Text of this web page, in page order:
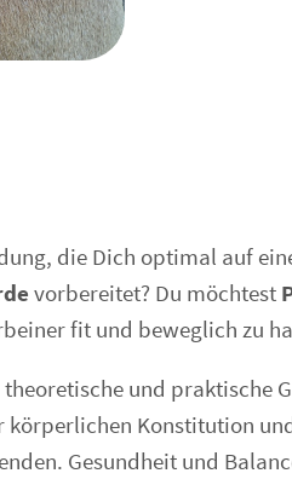
die Dich optimal auf
vorbereitet? Du möchtest
fit und beweglich zu
und praktische
Konstitution
Gesundheit und